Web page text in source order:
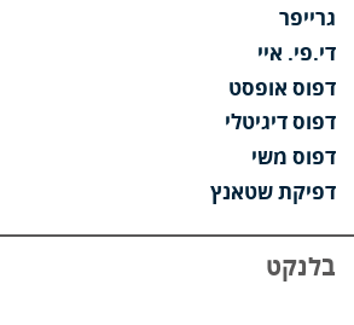
גרייפר
די.פי. איי
דפוס אופסט
דפוס דיגיטלי
דפוס משי
דפיקת שטאנץ
בלנקט